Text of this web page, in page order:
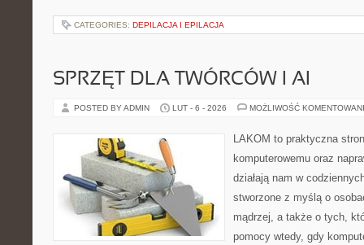
CATEGORIES: DEPILACJA I EPILACJA
SPRZĘT DLA TWÓRCÓW I AI
POSTED BY ADMIN LUT - 6 - 2026 MOŻLIWOŚĆ
LAKOM to praktyczna
komputerowemu oraz
działają nam w
stworzone z myślą o
mądrzej, a także o tych,
pomocy wtedy, gdy